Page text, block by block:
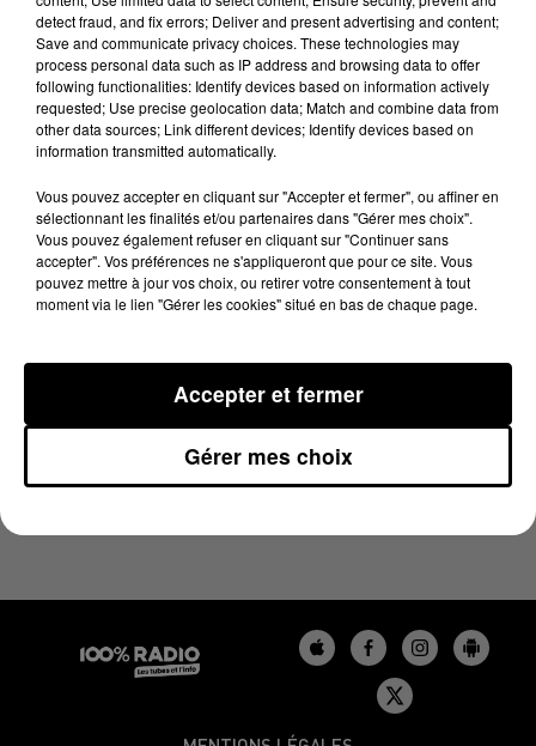
Lecture (4 min 24 sec)
100%
27 décembre 2024 - 4 min 24 sec
LES INFOS DU TARN DU 27/12/2024 À 08H00
detect fraud, and fix errors; Deliver and present advertising and content;
Save and communicate privacy choices. These technologies may
process personal data such as IP address and browsing data to offer
following functionalities: Identify devices based on information actively
requested; Use precise geolocation data; Match and combine data from
other data sources; Link different devices; Identify devices based on
information transmitted automatically.
Vous pouvez accepter en cliquant sur "Accepter et fermer", ou affiner en
sélectionnant les finalités et/ou partenaires dans "Gérer mes choix".
Vous pouvez également refuser en cliquant sur "Continuer sans
accepter". Vos préférences ne s'appliqueront que pour ce site. Vous
pouvez mettre à jour vos choix, ou retirer votre consentement à tout
moment via le lien "Gérer les cookies" situé en bas de chaque page.
Gérer mes choix
Accepter et fermer